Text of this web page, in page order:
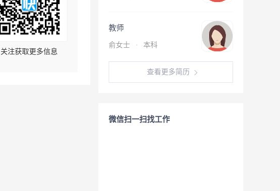
关注获取更多信息
教师
俞女士 · 本科
查看更多简历
微信扫一扫找工作